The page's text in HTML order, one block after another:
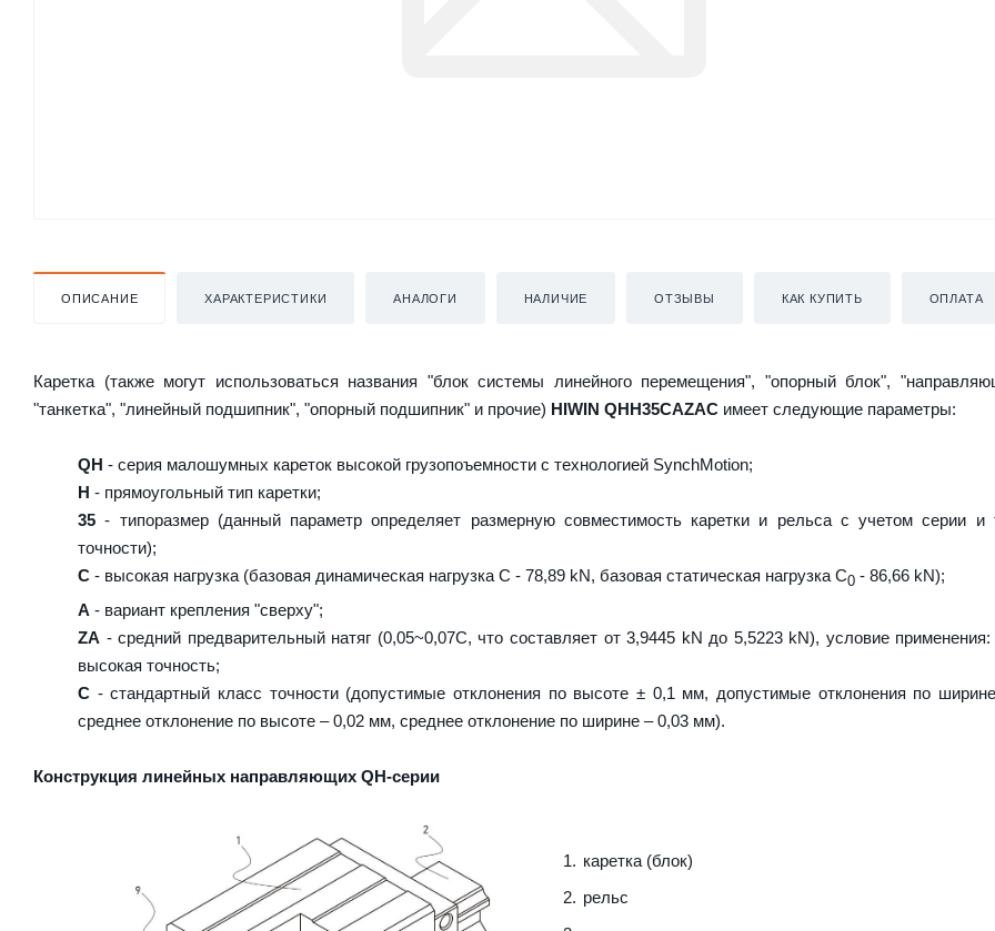
ОПИСАНИЕ ХАРАКТЕРИСТИКИ АНАЛОГИ НАЛИЧИЕ ОТЗЫВЫ КАК КУПИТЬ ОПЛАТА
Каретка (также могут использоваться названия "блок системы линейного перемещения", "опорный блок",
"танкетка", "линейный подшипник", "опорный подшипник" и прочие) HIWIN QHH35CAZAC имеет следующие параметры:
QH - серия малошумных кареток высокой грузопоъемности с технологией SynchMotion;
H - прямоугольный тип каретки;
35 - типоразмер (данный параметр определяет размерную совместимость каретки и рельса с учетом серии и
точности);
C - высокая нагрузка (базовая динамическая нагрузка C - 78,89 kN, базовая статическая нагрузка С0 - 86,66 kN);
A - вариант крепления "сверху";
ZA - средний предварительный натяг (0,05~0,07C, что составляет от 3,9445 kN до 5,5223 kN), условие применения:
высокая точность;
C - стандартный класс точности (допустимые отклонения по высоте ± 0,1 мм, допустимые отклонения по
среднее отклонение по высоте – 0,02 мм, среднее отклонение по ширине – 0,03 мм).
Конструкция линейных направляющих QН-серии
каретка (блок)
рельс